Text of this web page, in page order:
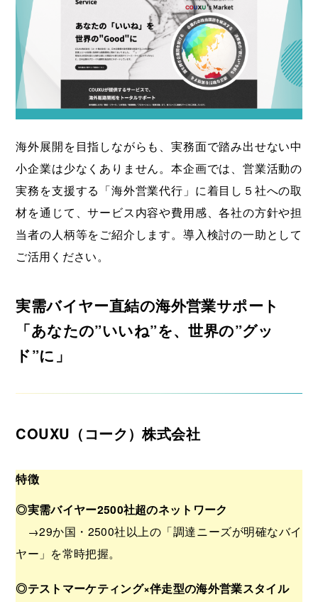
北陸本部 近畿本部
中国本部 四国本部
九州本部 沖縄事務所
海外展開支援メニュー 関係機関のリンク集
海外展開を目指しながらも、実務面で踏み出せない中
小企業は少なくありません。本企画では、営業活動の
実務を支援する「海外営業代行」に着目し５社への取
材を通じて、サービス内容や費用感、各社の方針や担
当者の人柄等をご紹介します。導入検討の一助として
ご活用ください。
実需バイヤー直結の海外営業サポート
「あなたの”いいね”を、世界の”グッ
ド”に」
COUXU（コーク）株式会社
特徴
◎実需バイヤー2500社超のネットワーク
→29か国・2500社以上の「調達ニーズが明確なバイ
ヤー」を常時把握。
◎テストマーケティング×伴走型の海外営業スタイル